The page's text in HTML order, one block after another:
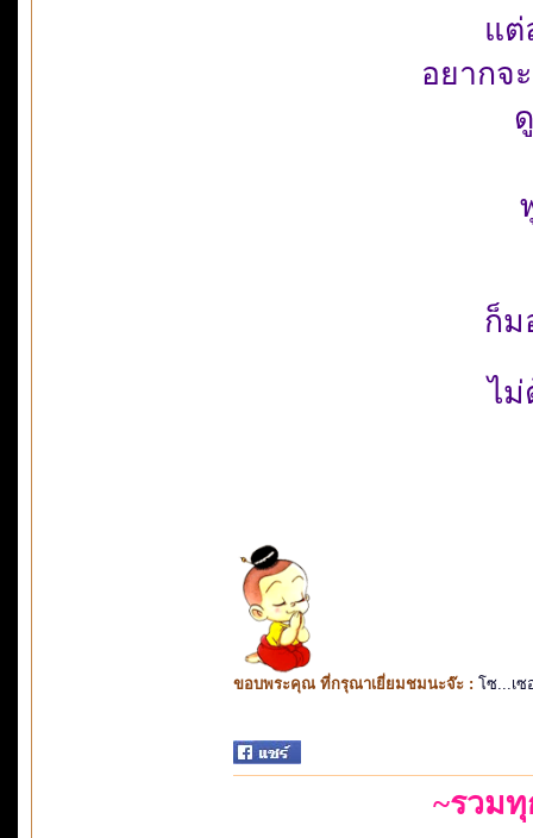
แต่
อยากจ
ก็ม
ไม่
ขอบพระคุณ ที่กรุณาเยี่ยมชมนะจ๊ะ : โซ...เซ
~รวม